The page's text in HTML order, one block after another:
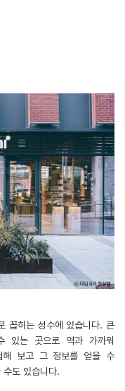
꼽히는 성수에 있습니다. 큰
있는 곳으로 역과 가까워
해 보고 그 정보를 얻을 수
수도 있습니다.